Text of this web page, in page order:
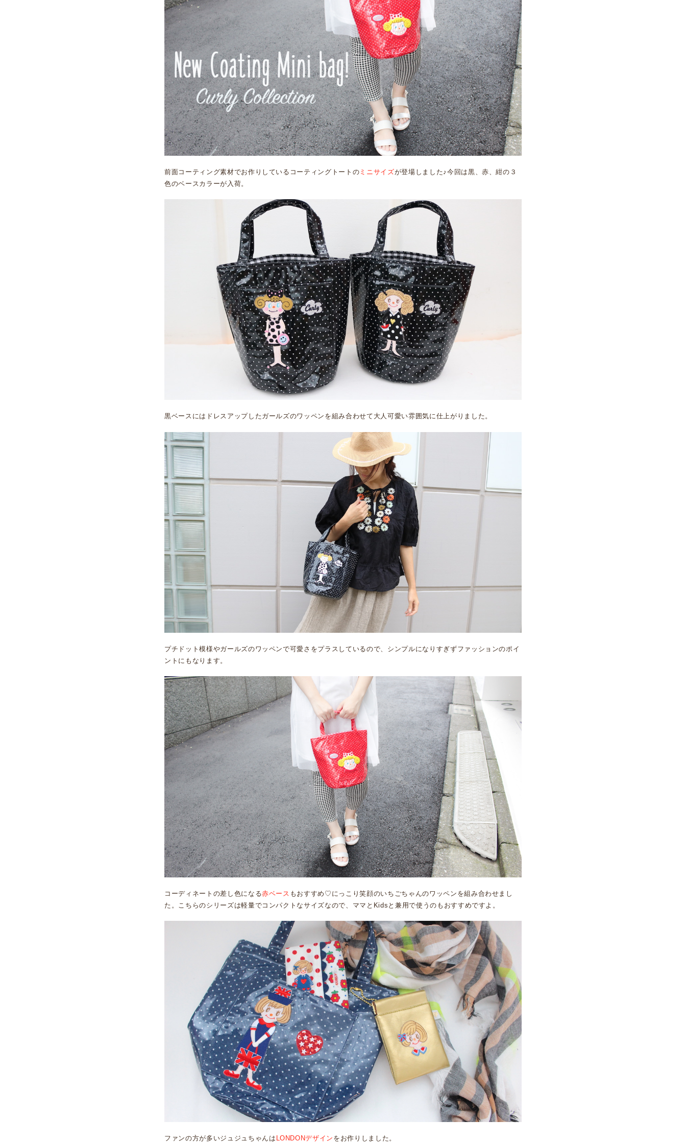
前面コーティング素材でお作りしているコーティングトートの ミニサイズが登場しました♪今回は黒、赤、紺の３
色のベースカラーが入荷。
黒ベースにはドレスアップしたガールズのワッペンを組み合わせて大人可愛い雰囲気に仕上がりました。
プチドット模様やガールズのワッペンで可愛さをプラスしているので、シンプルになりすぎずファッションのポイ
ントにもなります。
コーディネートの差し色になる赤ベース もおすすめ♡にっこり笑顔のいちごちゃんのワッペンを組み合わせまし
た。こちらのシリーズは軽量でコンパクトなサイズなので、ママとKidsと兼用で使うのもおすすめですよ。
ファンの方が多いジュジュちゃんは LONDONデザイン をお作りしました。